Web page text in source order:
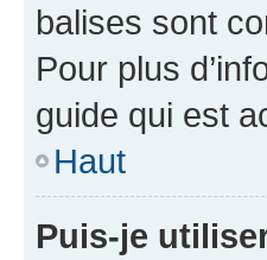
balises sont
Pour plus
guide qui est
Haut
Puis-je